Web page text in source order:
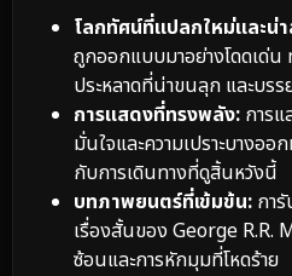
โลกทัศน์ที่แปลกใหม่และน่
ถูกออกแบบมาอย่างโดดเด่
ประหลาดที่น่าขนลุก และบร
การแสดงที่ทรงพลัง: การ
มั่นใจและความเปราะบางออ
กับการเดินทางที่ดูสิ้นหวังนี้
บทภาพยนตร์ที่เข้มข้น: กา
เรื่องสั้นของ George R.R.
ซ้อนและการหักมุมที่โหดร้าย